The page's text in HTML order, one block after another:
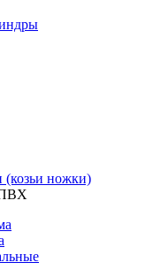
(козьи ножки)
ПВХ